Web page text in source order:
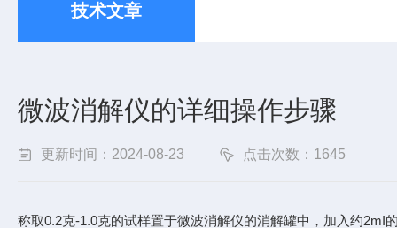
技术文章
微波消解仪的详细操作步骤
更新时间：2024-08-23 点击次数：1645
称取0.2克-1.0克的试样置于微波消解仪的消解罐中，加入约